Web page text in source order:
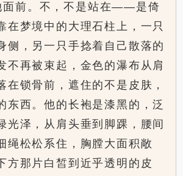
面前。不，不是站在——是倚
在梦境中的大理石柱上，一只
侧，另一只手捻着自己散落的
不再被束起，金色的瀑布从肩
在锁骨前，遮住的不是皮肤，
东西。他的长袍是漆黑的，泛
光泽，从肩头垂到脚踝，腰间
绳松松系住，胸膛大面积敞
方那片白皙到近乎透明的皮